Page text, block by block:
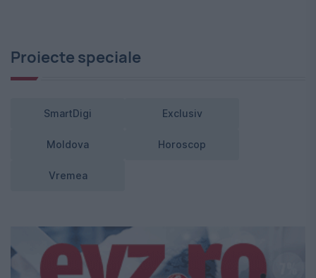
Proiecte speciale
SmartDigi Exclusiv
Moldova Horoscop
Vremea